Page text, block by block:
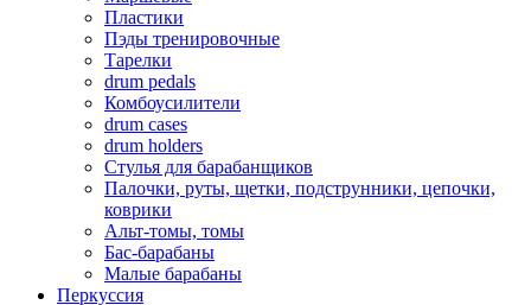
Пластики
Пэды тренировочные
Тарелки
drum pedals
Комбоусилители
drum cases
drum holders
Стулья для барабанщиков
Палочки, руты, щетки, подструнники, цепочки,
коврики
Альт-томы, томы
Бас-барабаны
Малые барабаны
Перкуссия